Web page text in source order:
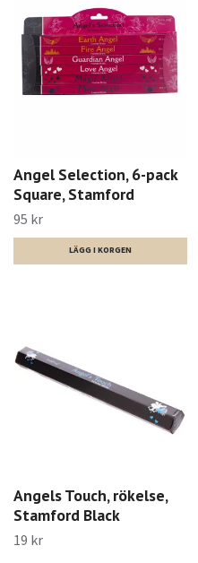
Angel Selection, 6-pack
Square, Stamford
95 kr
Angels Touch, rökelse,
Stamford Black
19 kr